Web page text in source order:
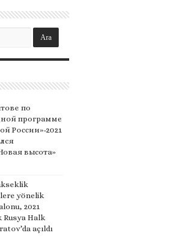
по
программе
России»-2021
высота»
yönelik
2021
Rusya Halk
açıldı